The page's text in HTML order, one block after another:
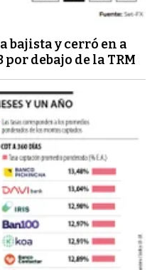
bajista y cerró en a
por debajo de la TRM